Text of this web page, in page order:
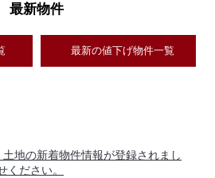
最新物件
最新の値下げ物件一覧
地の新着物件情報が登録されまし
ください。